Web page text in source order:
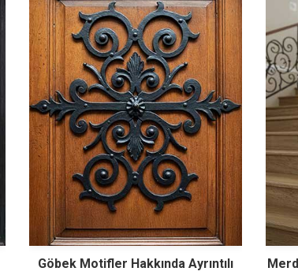
Göbek Motifler Hakkında Ayrıntılı